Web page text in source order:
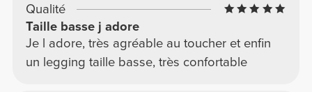
Qualité
Taille basse j adore
Je l adore, très agréable au toucher et enfin
un legging taille basse, très confortable